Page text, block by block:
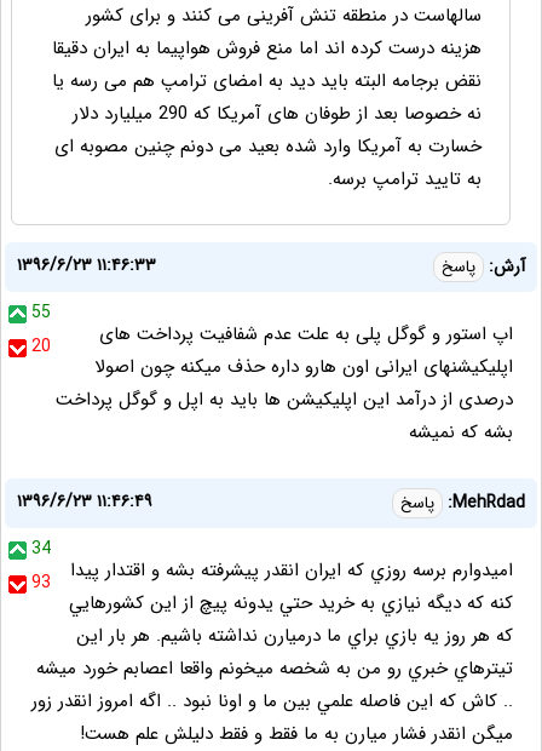
سالهاست در منطقه تنش آفرینی می کنند و برای کشور
هزینه درست کرده اند اما منع فروش هواپیما به ایران دقیقا
نقض برجامه البته باید دید به امضای ترامپ هم می رسه یا
نه خصوصا بعد از طوفان های آمریکا که 290 میلیارد دلار
خسارت به آمریکا وارد شده بعید می دونم چنین مصوبه ای
به تایید ترامپ برسه.
آرش: پاسخ
۱۳۹۶/۶/۲۳ ۱۱:۴۶:۳۳
55
20
اپ استور و گوگل پلی به علت عدم شفافیت پرداخت های
اپلیکیشنهای ایرانی اون هارو داره حذف میکنه چون اصولا
درصدی از درآمد این اپلیکیشن ها باید به اپل و گوگل پرداخت
بشه که نمیشه
MehRdad: پاسخ
۱۳۹۶/۶/۲۳ ۱۱:۴۶:۴۹
34
93
اميدوارم برسه روزي كه ايران انقدر پيشرفته بشه و اقتدار پيدا
كنه كه ديگه نيازي به خريد حتي يدونه پيچ از اين كشورهايي
كه هر روز يه بازي براي ما درميارن نداشته باشيم. هر بار اين
تيترهاي خبري رو من به شخصه ميخونم واقعا اعصابم خورد ميشه
.. كاش كه اين فاصله علمي بين ما و اونا نبود .. اگه امروز انقدر زور
ميگن انقدر فشار ميارن به ما فقط و فقط دليلش علم هست!